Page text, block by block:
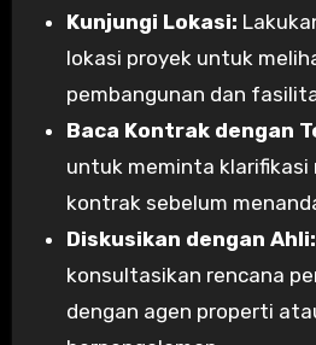
Kunjungi Lokasi:
lokasi proyek untuk
pembangunan dan
Baca Kontrak dengan
untuk meminta klarifikasi
kontrak sebelum
Diskusikan dengan Ahli:
konsultasikan rencana
dengan agen properti